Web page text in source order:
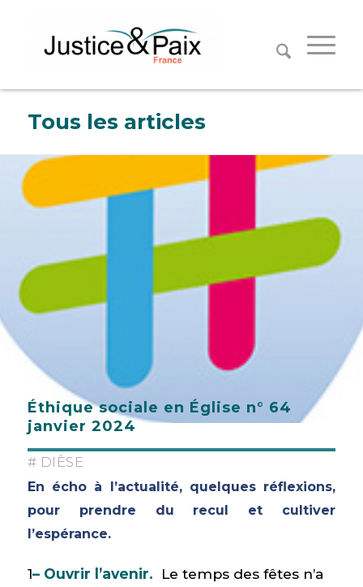
Tous les articles
Éthique sociale en Église n° 64
janvier 2024
# DIÈSE
En écho à l’actualité, quelques réflexions,
pour prendre du recul et cultiver
l’espérance.
1– Ouvrir l’avenir.
Le temps des fêtes n’a